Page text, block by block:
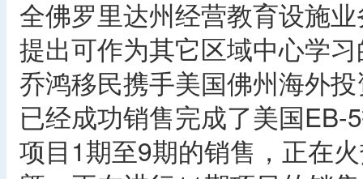
全佛罗里达州经营教育设施
提出可作为其它区域中心学
乔鸿移民携手美国佛州海外
已经成功销售完成了美国
项目1期至9期的销售，正在